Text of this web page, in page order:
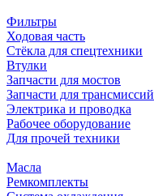
Фильтры
Ходовая часть
Стёкла для спецтехники
Втулки
Запчасти для мостов
Запчасти для трансмиссий
Электрика и проводка
Рабочее оборудование
Для прочей техники
Масла
Ремкомплекты